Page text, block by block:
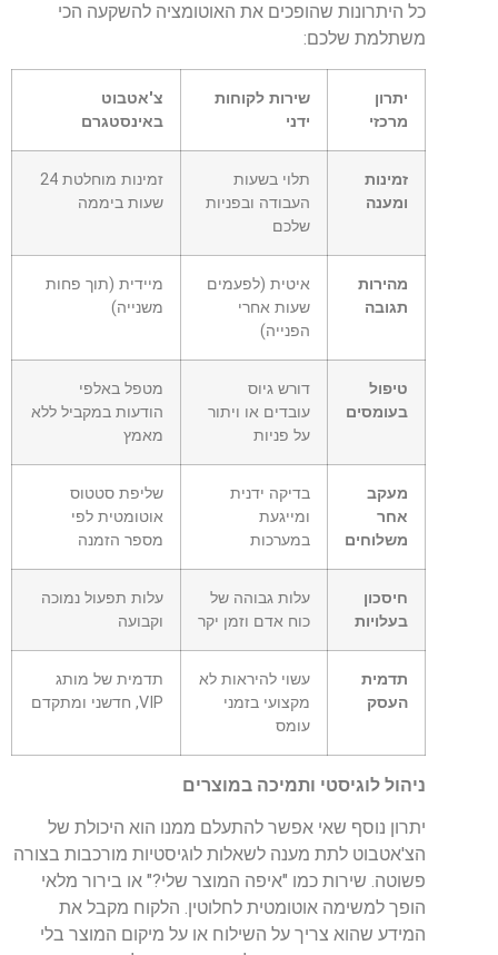
כל היתרונות שהופכים את האוטומציה להשקעה הכי
משתלמת שלכם:
יתרון
מרכזי
שירות לקוחות
ידני
צ'אטבוט
באינסטגרם
זמינות
ומענה
תלוי בשעות
העבודה ובפניות
שלכם
זמינות מוחלטת 24
שעות ביממה
מהירות
תגובה
איטית (לפעמים
שעות אחרי
הפנייה)
מיידית (תוך פחות
משנייה)
טיפול
בעומסים
דורש גיוס
עובדים או ויתור
על פניות
מטפל באלפי
הודעות במקביל ללא
מאמץ
מעקב
אחר
משלוחים
בדיקה ידנית
ומייגעת
במערכות
שליפת סטטוס
אוטומטית לפי
מספר הזמנה
חיסכון
בעלויות
עלות גבוהה של
כוח אדם וזמן יקר
עלות תפעול נמוכה
וקבועה
תדמית
העסק
עשוי להיראות לא
מקצועי בזמני
עומס
תדמית של מותג
VIP, חדשני ומתקדם
ניהול לוגיסטי ותמיכה במוצרים
יתרון נוסף שאי אפשר להתעלם ממנו הוא היכולת של
הצ'אטבוט לתת מענה לשאלות לוגיסטיות מורכבות בצורה
פשוטה. שירות כמו "איפה המוצר שלי?" או בירור מלאי
הופך למשימה אוטומטית לחלוטין. הלקוח מקבל את
המידע שהוא צריך על השילוח או על מיקום המוצר בלי